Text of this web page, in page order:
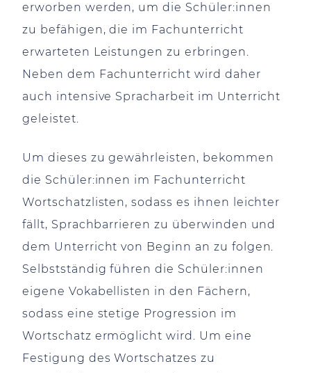
erworben werden, um die Schüler:innen
zu befähigen, die im Fachunterricht
erwarteten Leistungen zu erbringen.
Neben dem Fachunterricht wird daher
auch intensive Spracharbeit im Unterricht
geleistet.
Um dieses zu gewährleisten, bekommen
die Schüler:innen im Fachunterricht
Wortschatzlisten, sodass es ihnen leichter
fällt, Sprachbarrieren zu überwinden und
dem Unterricht von Beginn an zu folgen.
Selbstständig führen die Schüler:innen
eigene Vokabellisten in den Fächern,
sodass eine stetige Progression im
Wortschatz ermöglicht wird. Um eine
Festigung des Wortschatzes zu